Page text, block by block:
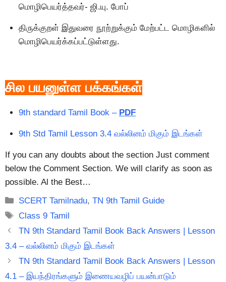
மொழிபெயர்த்தவர்- ஜி.யு. போப்
திருக்குறள் இதுவரை நூற்றுக்கும் மேற்பட்ட மொழிகளில்
மொழிபெயர்க்கப்பட்டுள்ளது.
சில பயனுள்ள பக்கங்கள்
9th standard Tamil Book – PDF
9th Std Tamil Lesson 3.4 வல்லினம் மிகும் இடங்கள்
If you can any doubts about the section Just comment
below the Comment Section. We will clarify as soon as
possible. Al the Best…
Categories
SCERT Tamilnadu,TN 9th Tamil Guide
Tags
Class 9 Tamil
TN 9th Standard Tamil Book Back Answers | Lesson
3.4 – வல்லினம் மிகும் இடங்கள்
TN 9th Standard Tamil Book Back Answers | Lesson
4.1 – இயந்திரங்களும் இணையவழிப் பயன்பாடும்